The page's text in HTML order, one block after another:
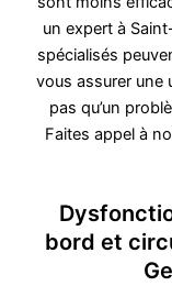
un expert à
spécialisés
vous assurer une
pas qu’un
Faites appel à
bord et